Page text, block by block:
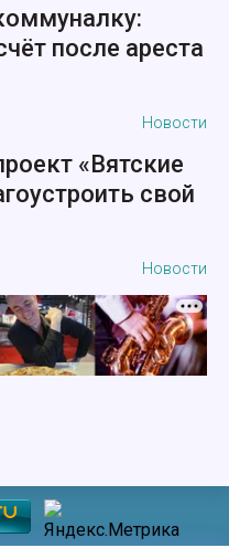
после ареста
Новости
«Вятские
свой
Новости